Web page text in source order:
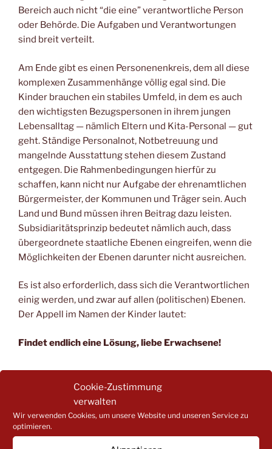
Cookie-Zustimmung
verwalten
Wir verwenden Cookies, um unsere Website und unseren Service zu
optimieren.
Bereich auch nicht “die eine” verantwortliche Person
oder Behörde. Die Aufgaben und Verantwortungen
sind breit verteilt.
Am Ende gibt es einen Personenenkreis, dem all diese
komplexen Zusammenhänge völlig egal sind. Die
Kinder brauchen ein stabiles Umfeld, in dem es auch
den wichtigsten Bezugspersonen in ihrem jungen
Lebensalltag — nämlich Eltern und Kita-Personal — gut
geht. Ständige Personalnot, Notbetreuung und
mangelnde Ausstattung stehen diesem Zustand
entgegen. Die Rahmenbedingungen hierfür zu
schaffen, kann nicht nur Aufgabe der ehrenamtlichen
Bürgermeister, der Kommunen und Träger sein. Auch
Land und Bund müssen ihren Beitrag dazu leisten.
Subsidiaritätsprinzip bedeutet nämlich auch, dass
übergeordnete staatliche Ebenen eingreifen, wenn die
Möglichkeiten der Ebenen darunter nicht ausreichen.
Es ist also erforderlich, dass sich die Verantwortlichen
einig werden, und zwar auf allen (politischen) Ebenen.
Der Appell im Namen der Kinder lautet:
Findet endlich eine Lösung, liebe Erwachsene!
VERÖFFENTLICHT
DEZEMBER 8, 2025
Landesweite Online-Veranstaltung „Klar
in der Rolle – stark im Miteinander“
begeistert mit nahezu 200